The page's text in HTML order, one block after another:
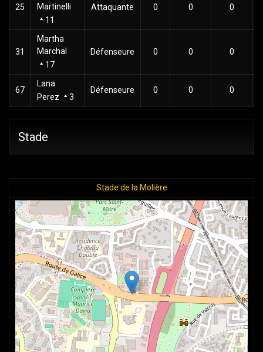
25
Martinelli
11
Attaquante 0 0 0
31
Martha
Marchal
17
Défenseure 0 0 0
67
Lana
Perez
3
Défenseure 0 0 0
Stade
Stade de la Molière